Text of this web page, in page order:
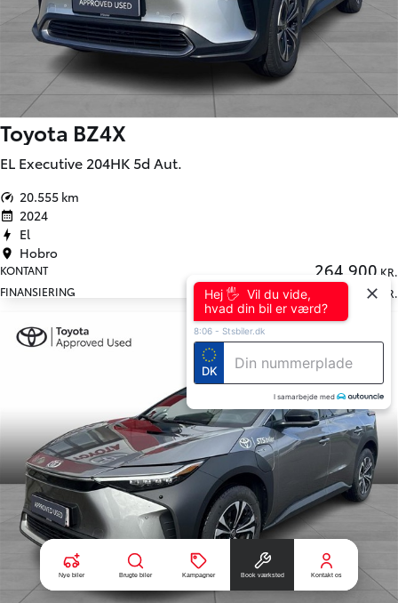
Toyota BZ4X
EL Executive 204HK 5d Aut.
20.555 km
2024
El
Hobro
KONTANT 264.900 KR.
FINANSIERING
2.729 KR.
Nye biler Brugte biler Kampagner Book værksted Kontakt os
Hej 🖐 Vil du vide,
hvad din bil er værd?
8:06 - Stsbiler.dk
DK
I samarbejde med